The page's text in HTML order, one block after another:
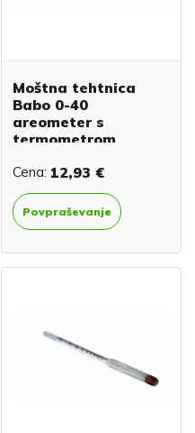
Moštna tehtnica
Babo 0-40
areometer s
termometrom
Cena: 12,93 €
Povpraševanje